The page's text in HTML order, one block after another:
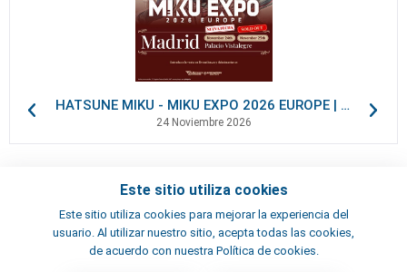
HATSUNE MIKU - MIKU EXPO 2026 EUROPE | VIP Packages
24 Noviembre 2026
Este sitio utiliza cookies
Este sitio utiliza cookies para mejorar la experiencia del
usuario. Al utilizar nuestro sitio, acepta todas las cookies,
de acuerdo con nuestra Política de cookies.
Términos y condiciones